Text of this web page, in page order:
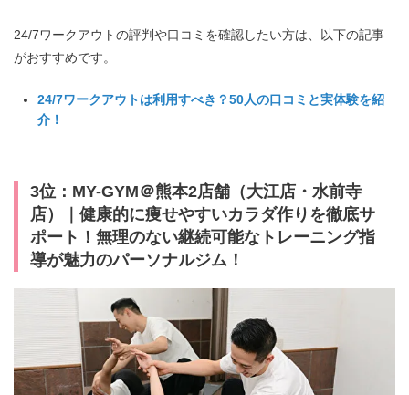
24/7ワークアウトの評判や口コミを確認したい方は、以下の記事
がおすすめです。
24/7ワークアウトは利用すべき？50人の口コミと実体験を紹
介！
3位：MY-GYM＠熊本2店舗（大江店・水前寺
店）｜健康的に痩せやすいカラダ作りを徹底サ
ポート！無理のない継続可能なトレーニング指
導が魅力のパーソナルジム！